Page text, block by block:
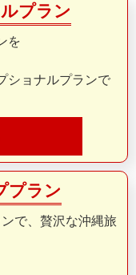
プラン
を
ショナルプランで
プラン
で、贅沢な沖縄旅